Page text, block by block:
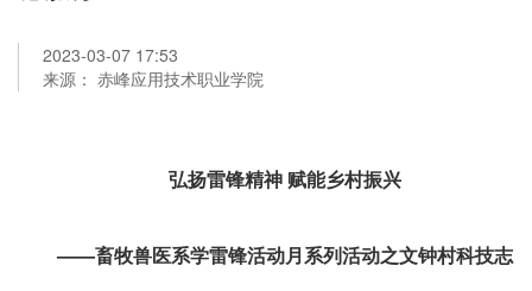
2023-03-07 17:53
来源： 赤峰应用技术职业学院
弘扬雷锋精神 赋能乡村振兴
——畜牧兽医系学雷锋活动月系列活动之文钟村科技志